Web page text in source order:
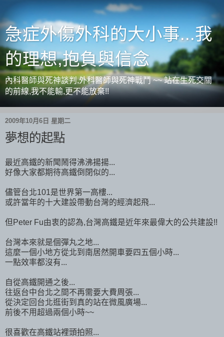
急症外傷外科的大小事...我
的理想,抱負與信念
內科醫師與死神談判,外科醫師與死神戰鬥 ~~ 站在生死交關
的前線,我不能輸,更不能放棄!!
2009年10月6日 星期二
夢想的起點
最近高鐵的新聞鬧得沸沸揚揚...
好像大家都期待高鐵倒閉似的...
儘管台北101是世界第一高樓...
或許當年的十大建設帶動台灣的經濟起飛...
但Peter Fu由衷的認為,台灣高鐵是近年來最偉大的公共建設!!
台灣本來就是個彈丸之地...
這麼一個小地方從北到南居然開車要四五個小時...
一點效率都沒有...
自從高鐵開通之後...
往返台中台北之間不再需要大費周張...
從決定回台北逛街到真的站在微風廣場...
前後不用超過兩個小時~~
很喜歡在高鐵站裡頭拍照...